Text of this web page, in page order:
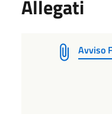
Allegati
Avviso